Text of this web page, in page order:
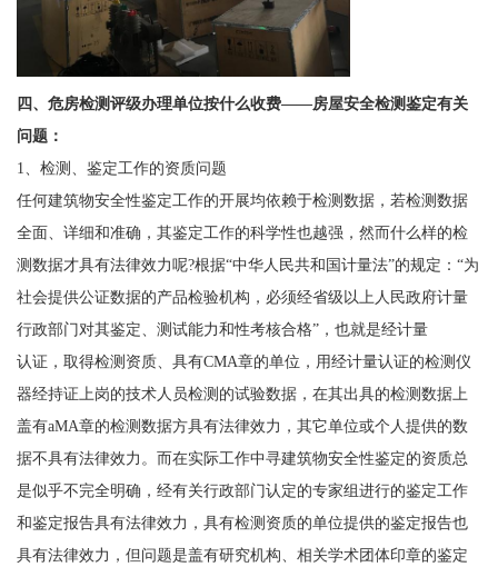
四、 危房检测评级办理单位按什么收费——房屋安全检测鉴定有关
问题：
1、检测、鉴定工作的资质问题
任何建筑物安全性鉴定工作的开展均依赖于检测数据，若检测数据
全面、详细和准确，其鉴定工作的科学性也越强，然而什么样的检
测数据才具有法律效力呢?根据“中华人民共和国计量法”的规定：“为
社会提供公证数据的产品检验机构，必须经省级以上人民政府计量
行政部门对其鉴定、测试能力和性考核合格”，也就是经计量
认证，取得检测资质、具有CMA章的单位，用经计量认证的检测仪
器经持证上岗的技术人员检测的试验数据，在其出具的检测数据上
盖有aMA章的检测数据方具有法律效力，其它单位或个人提供的数
据不具有法律效力。而在实际工作中寻建筑物安全性鉴定的资质总
是似乎不完全明确，经有关行政部门认定的专家组进行的鉴定工作
和鉴定报告具有法律效力，具有检测资质的单位提供的鉴定报告也
具有法律效力，但问题是盖有研究机构、相关学术团体印章的鉴定